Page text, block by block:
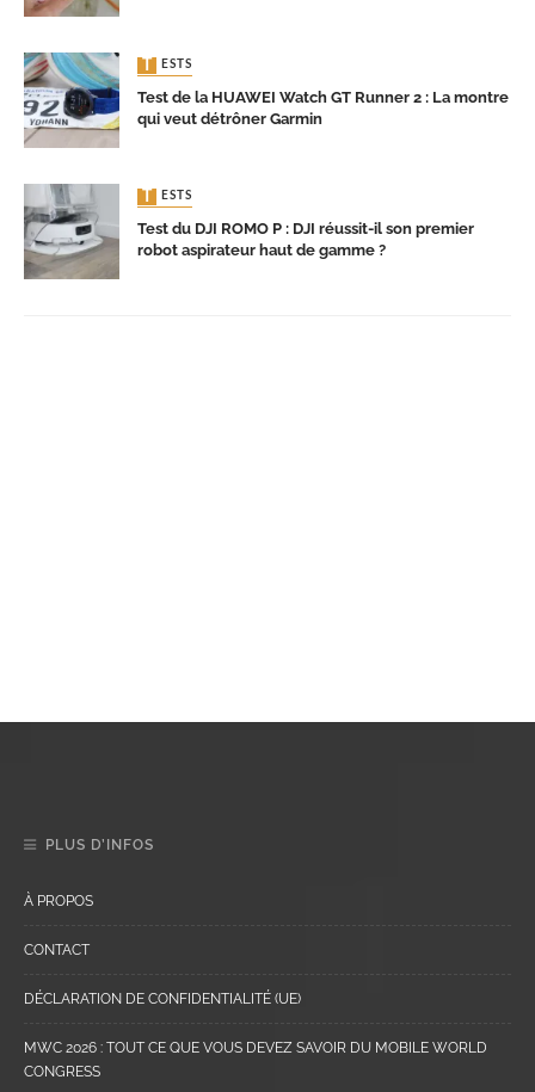
TESTS
Test de la HUAWEI Watch GT Runner 2 : La montre
qui veut détrôner Garmin
TESTS
Test du DJI ROMO P : DJI réussit-il son premier
robot aspirateur haut de gamme ?
PLUS D’INFOS
À PROPOS
CONTACT
DÉCLARATION DE CONFIDENTIALITÉ (UE)
MWC 2026 : TOUT CE QUE VOUS DEVEZ SAVOIR DU MOBILE WORLD
CONGRESS